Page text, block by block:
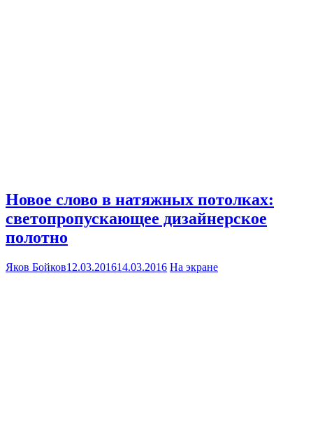
Новое слово в натяжных потолках:
светопропускающее дизайнерское
полотно
Яков Бойков12.03.201614.03.2016 На экране